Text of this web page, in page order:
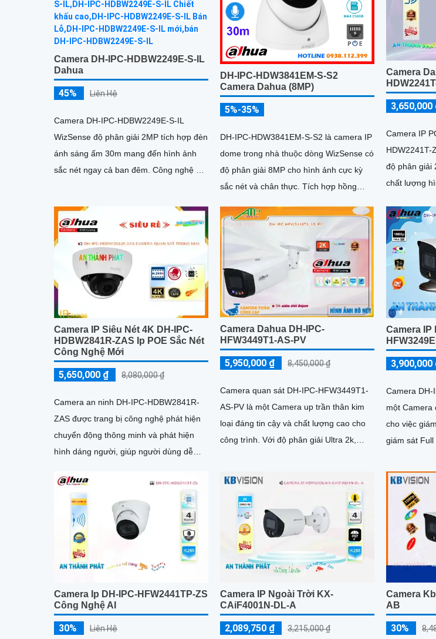
Camera DH-IPC-HDBW2249E-S-IL
Dahua
45% Liên Hệ
Camera DH-IPC-HDBW2249E-S-IL
WizSense độ phân giải 2MP tích hợp đèn
ánh sáng ấm 30m mang đến hình ảnh
sắc nét ngay cả ban đêm. Công nghệ AI
Micro SD lên đến 256GB và mic thu âm
chất lượng cao
DH-IPC-HDW3841EM-S-S2
Camera Dahua (8MP)
5%-35%
DH-IPC-HDW3841EM-S-S2 là camera IP
dome trong nhà thuộc dòng WizSense có
độ phân giải 8MP cho hình ảnh cực kỳ
sắc nét và chân thực. Tích hợp hồng
nhớ 256GB cùng công nghệ POE,
camera mang đến sự tiện lợi tối đa trong
lắp đặt và sử dụng
Camera
3,650,000
Camera IP
HDW2241T-
độ phân giải
chất lượng hình
hồng...
Camera IP Siêu Nét 4K DH-IPC-
HDBW2841R-ZAS Ip POE Sắc Nét
Công Nghệ Mới
5,650,000 ₫ 8,080,000 ₫
Camera an ninh DH-IPC-HDBW2841R-
ZAS được trang bị công nghệ phát hiện
chuyển động thông minh và phát hiện
hình dáng người, giúp người dùng dễ
kết nối qua dây mạng, có khả năng báo
động khi xâm nhập hàng rào ảo
Camera Dahua DH-IPC-
HFW3449T1-AS-PV
5,950,000 ₫ 8,450,000 ₫
Camera quan sát DH-IPC-HFW3449T1-
AS-PV là một Camera up trần thân kim
loại đáng tin cậy và chất lượng cao cho
công trình. Với độ phân giải Ultra 2k,
Camera IP
3,900,000
Camera DH-
một Camera
cho việc giám sát
giám sát
Camera Ip DH-IPC-HFW2441TP-ZS
Công Nghệ AI
30% Liên Hệ
Camera IP Ngoài Trời KX-
CAiF4001N-DL-A
2,089,750 ₫ 3,215,000 ₫
Camera
AB
30%